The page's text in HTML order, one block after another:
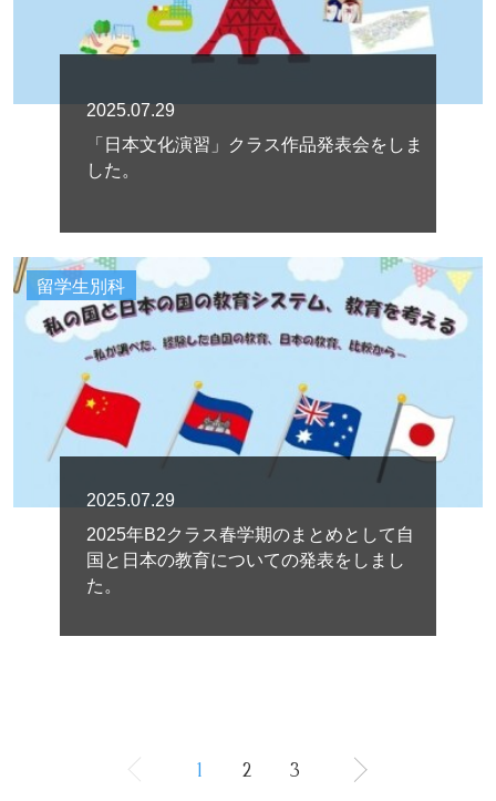
2025.07.29
「日本文化演習」クラス作品発表会をしま
した。
留学生別科
2025.07.29
2025年B2クラス春学期のまとめとして自
国と日本の教育についての発表をしまし
た。
1 2 3